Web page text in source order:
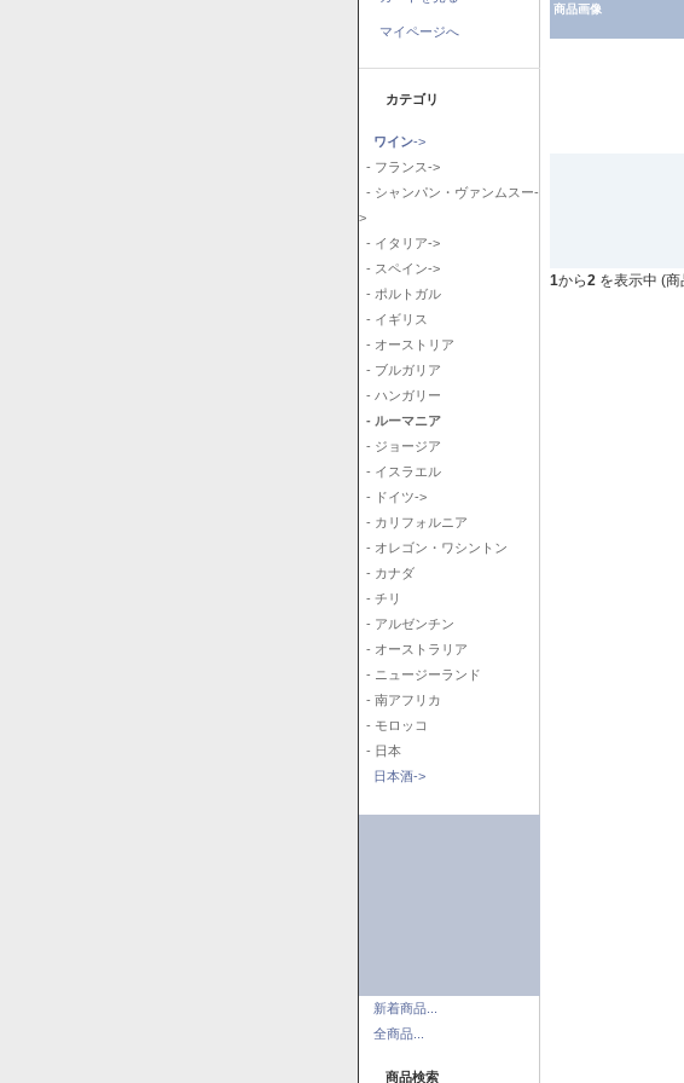
マイページへ
カテゴリ
ワイン->
- フランス->
- シャンパン・ヴァンムスー-
>
- イタリア->
- スペイン->
- ポルトガル
- イギリス
- オーストリア
- ブルガリア
- ハンガリー
- ルーマニア
- ジョージア
- イスラエル
- ドイツ->
- カリフォルニア
- オレゴン・ワシントン
- カナダ
- チリ
- アルゼンチン
- オーストラリア
- ニュージーランド
- 南アフリカ
- モロッコ
- 日本
日本酒->
新着商品...
全商品...
商品検索
商品画像
1から2 を表示中 (